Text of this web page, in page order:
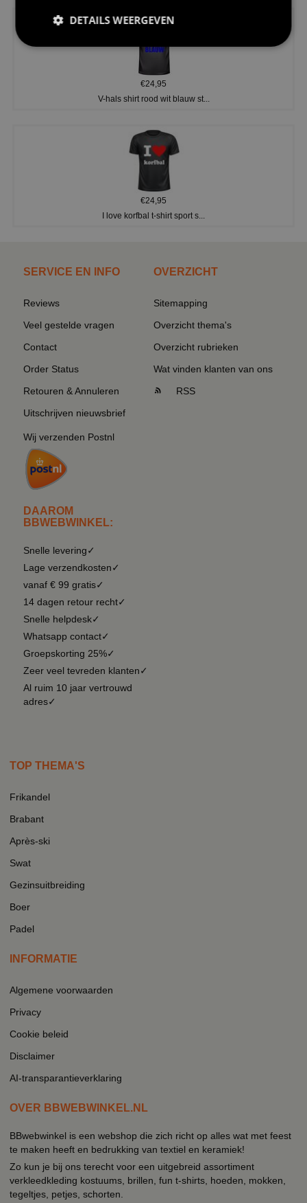
€24,95
V-hals shirt rood wit blauw st...
€24,95
I love korfbal t-shirt sport s...
SERVICE EN INFO
Reviews
Veel gestelde vragen
Contact
Order Status
Retouren & Annuleren
Uitschrijven nieuwsbrief
Wij verzenden Postnl
DAAROM
BBWEBWINKEL:
Snelle levering✓
Lage verzendkosten✓
vanaf € 99 gratis✓
14 dagen retour recht✓
Snelle helpdesk✓
Whatsapp contact✓
Groepskorting 25%✓
Zeer veel tevreden klanten✓
Al ruim 10 jaar vertrouwd
adres✓
OVERZICHT
Sitemapping
Overzicht thema's
Overzicht rubrieken
Wat vinden klanten van ons
RSS
TOP THEMA'S
Frikandel
Brabant
Après-ski
Swat
Gezinsuitbreiding
Boer
Padel
INFORMATIE
Algemene voorwaarden
Privacy
Cookie beleid
Disclaimer
AI-transparantieverklaring
OVER BBWEBWINKEL.NL
BBwebwinkel is een webshop die zich richt op alles wat met feest
te maken heeft en bedrukking van textiel en keramiek!
Zo kun je bij ons terecht voor een uitgebreid assortiment
verkleedkleding kostuums, brillen, fun t-shirts, hoeden, mokken,
tegeltjes, petjes, schorten.
DETAILS WEERGEVEN